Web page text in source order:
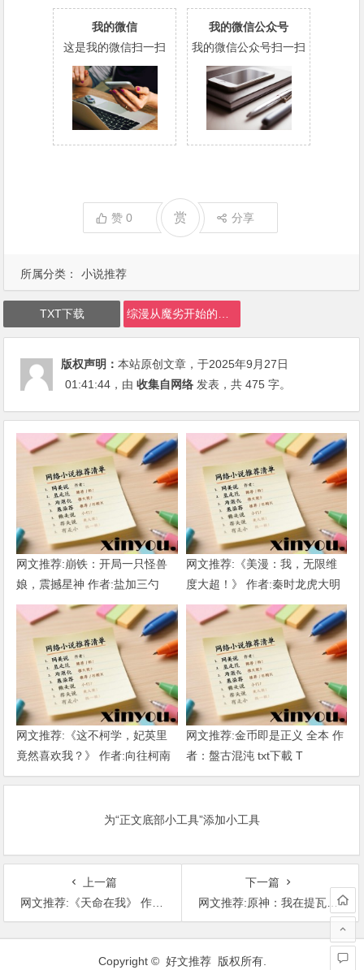
所属分类： 小说推荐
我的微信
这是我的微信扫一扫
我的微信公众号
我的微信公众号扫一扫
赞0 赏 分享
TXT下载 综漫从魔劣开始的无限次元下载
版权声明：本站原创文章，于2025年9月27日
01:41:44 ，由收集自网络 发表，共 475 字。
网文推荐:崩铁：开局一只怪兽
娘，震撼星神 作者:盐加三勺
（1-218）TXT下载
网文推荐:《美漫：我，无限维
度大超！》 作者:秦时龙虎大明
1-802章 TXT下载
网文推荐:《这不柯学，妃英里
竟然喜欢我？》 作者:向往柯南
1-189章 TXT下载
网文推荐:金币即是正义 全本 作
者：盤古混沌 txt下載 T
为“正文底部小工具”添加小工具
上一篇
网文推荐:《天命在我》 作者:桉柏 全本 TXT下载
下一篇
网文推荐:原神：我在提瓦特创建次元公会》 作者：起舞弄清影 （1–634） T
文
Copyright © 好文推荐 版权所有.